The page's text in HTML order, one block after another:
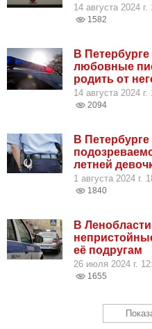
14 августа 2024 г.
1582
В
любовные
родить от
14 августа 2024 г.
2094
В
летней
1 августа 2024 г.
1840
В
её подругам
26 июля 2024 г.
1655